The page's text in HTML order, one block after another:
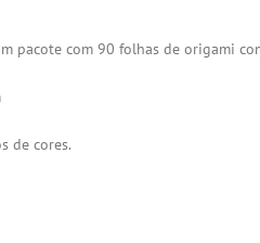
pacote com 90 folhas de origami
de cores.